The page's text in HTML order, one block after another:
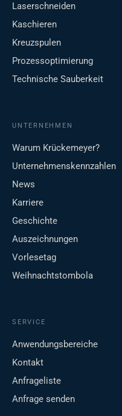
Laserschneiden
Kaschieren
Kreuzspulen
Prozessoptimierung
Technische Sauberkeit
UNTERNEHMEN
Warum Krückemeyer?
Unternehmenskennzahlen
News
Karriere
Geschichte
Auszeichnungen
Vorlesetag
Weihnachtstombola
SERVICE
Anwendungsbereiche
Kontakt
Anfrageliste
Anfrage senden